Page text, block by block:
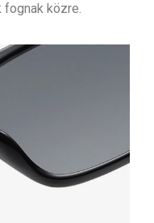
fognak közre.